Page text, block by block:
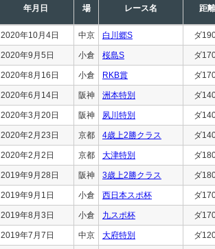
年月日 場 レース名 距離
2020年10月4日 中京 白川郷S ダ
2020年9月5日 小倉 桜島S ダ
2020年8月16日 小倉 RKB賞 ダ
2020年6月14日 阪神 洲本特別 ダ
2020年3月20日 阪神 夙川特別 ダ
2020年2月23日 京都 4歳上2勝クラス ダ
2020年2月2日 京都 大津特別 ダ
2019年9月28日 阪神 3歳上2勝クラス ダ
2019年9月1日 小倉 西日本スポ杯 ダ
2019年8月3日 小倉 九スポ杯 ダ
2019年7月7日 中京 大府特別 ダ